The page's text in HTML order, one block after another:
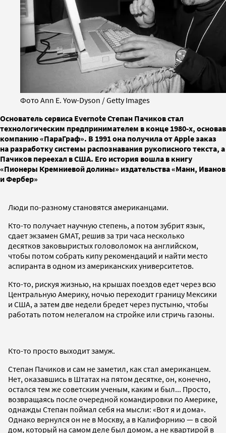
Фото Ann E. Yow-Dyson / Getty Images
Основатель сервиса Evernote Степан Пачиков стал
технологическим предпринимателем в конце 1980-х, основав
компанию «ПараГраф». В 1991 она получила от Apple заказ
на разработку системы распознавания рукописного текста, а
Пачиков переехал в США. Его история вошла в книгу
«Пионеры Кремниевой долины» издательства «Манн, Иванов
и Фербер»
Люди по-разному становятся американцами.
Кто-то получает научную степень, а потом зубрит язык,
сдает экзамен GMAT, решив за три часа несколько
десятков заковыристых головоломок на английском,
чтобы потом собрать кипу рекомендаций и найти место
аспиранта в одном из американских университетов.
Кто-то, рискуя жизнью, на крышах поездов едет через всю
Центральную Америку, ночью переходит границу Мексики
и США, а затем две недели бредет через пустыню, чтобы
работать потом нелегалом на стройке или стричь газоны.
Кто-то просто выходит замуж.
Степан Пачиков и сам не заметил, как стал американцем.
Нет, оказавшись в Штатах на пятом десятке, он, конечно,
остался тем же советским ученым, каким и был... Просто,
возвращаясь после очередной командировки по Америке,
однажды Степан поймал себя на мысли: «Вот я и дома».
Однако вернулся он не в Москву, а в Калифорнию — в свой
дом, который на самом деле был домом, а не квартирой в